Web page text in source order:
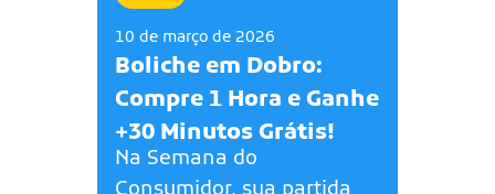
10 de março de 2026
Boliche em Dobro:
Compre 1 Hora e Ganhe
+30 Minutos Grátis!
Na Semana do